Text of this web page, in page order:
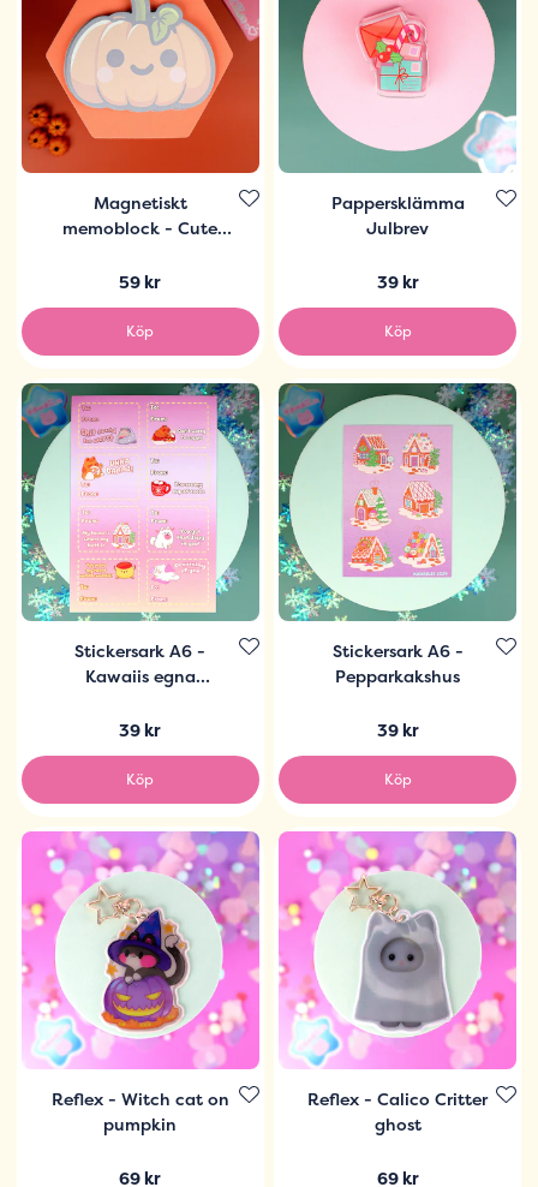
Magnetiskt
memoblock - Cute
59 kr
Köp
Pappersklämma
Julbrev
39 kr
Köp
Stickersark A6 -
Kawaiis egna
39 kr
Köp
Stickersark A6 -
Pepparkakshus
39 kr
Köp
Reflex - Witch cat on
pumpkin
69 kr
Reflex - Calico Critter
ghost
69 kr